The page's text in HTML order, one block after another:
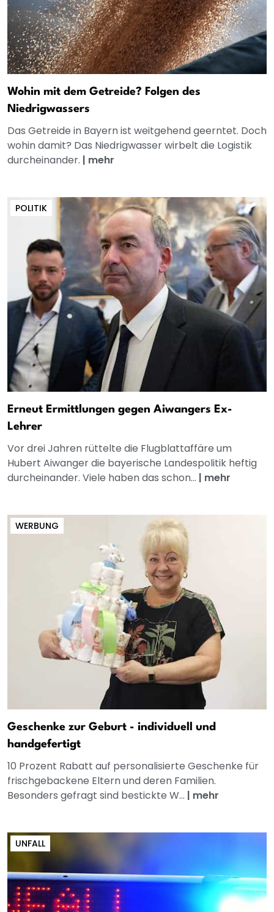
Wohin mit dem Getreide? Folgen des
Niedrigwassers
Das Getreide in Bayern ist weitgehend geerntet. Doch
wohin damit? Das Niedrigwasser wirbelt die Logistik
durcheinander. | mehr
POLITIK
Erneut Ermittlungen gegen Aiwangers Ex-
Lehrer
Vor drei Jahren rüttelte die Flugblattaffäre um
Hubert Aiwanger die bayerische Landespolitik heftig
durcheinander. Viele haben das schon... | mehr
WERBUNG
Geschenke zur Geburt - individuell und
handgefertigt
10 Prozent Rabatt auf personalisierte Geschenke für
frischgebackene Eltern und deren Familien.
Besonders gefragt sind bestickte W... | mehr
UNFALL